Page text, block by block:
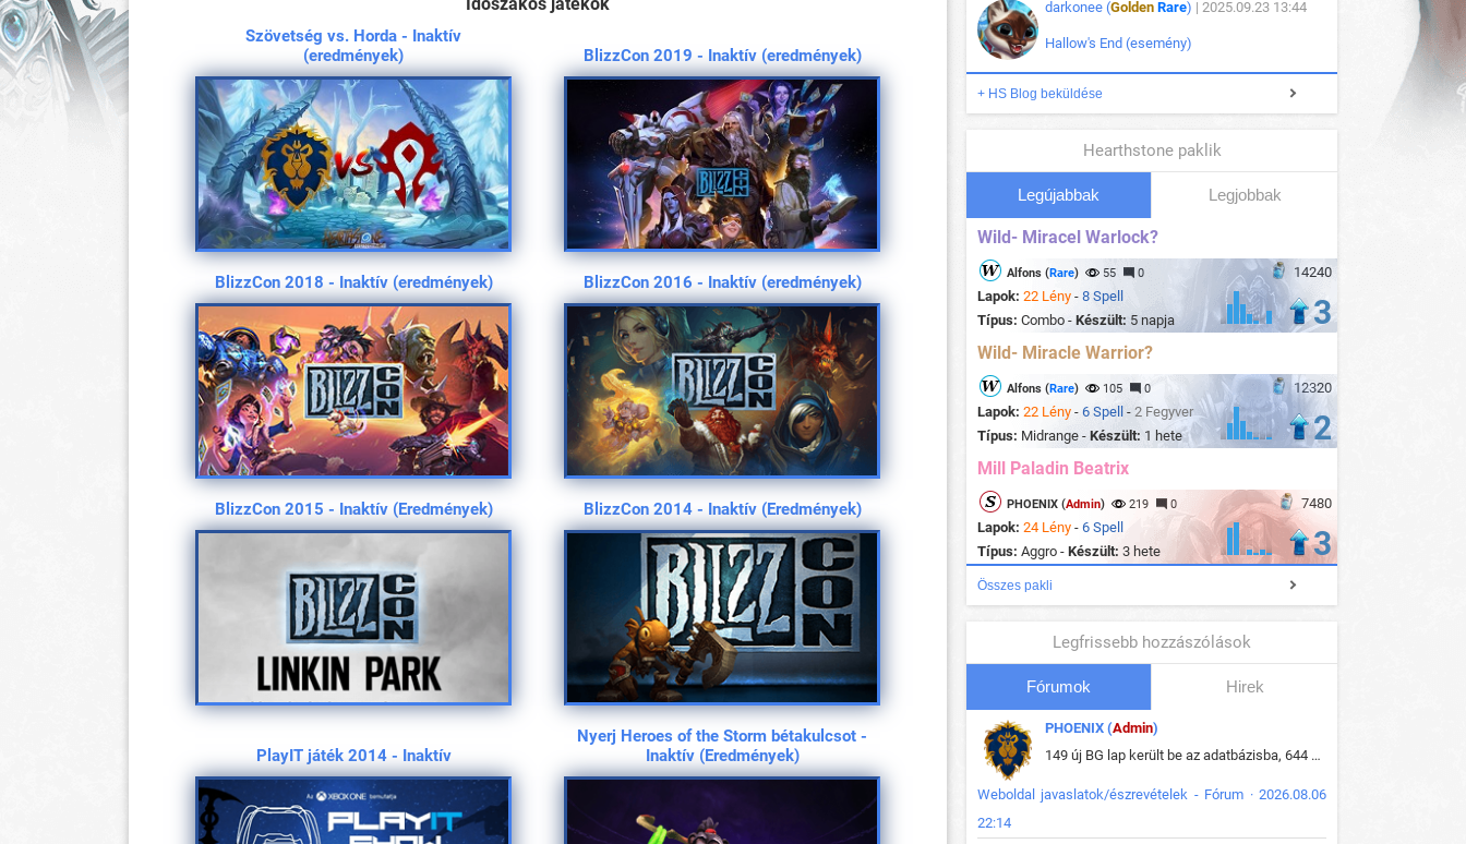
Szövetség vs. Horda - Inaktív
(eredmények)
BlizzCon 2019 - Inaktív (eredmények)
BlizzCon 2018 - Inaktív (eredmények) BlizzCon 2016 - Inaktív (eredmények)
BlizzCon 2015 - Inaktív (Eredmények) BlizzCon 2014 - Inaktív (Eredmények)
PlayIT játék 2014 - Inaktív
Nyerj Heroes of the Storm bétakulcsot -
Inaktív (Eredmények)
darkonee (Golden Rare) | 2025.09.23 13:44
Hallow's End (esemény)
+ HS Blog beküldése
Hearthstone paklik
Legújabbak Legjobbak
Wild- Miracel Warlock?
14240
Alfons (Rare) 55 0
Lapok: 22 Lény - 8 Spell
Típus: Combo - Készült: 5 napja 3
Wild- Miracle Warrior?
12320
Alfons (Rare) 105 0
Lapok: 22 Lény - 6 Spell - 2 Fegyver
Típus: Midrange - Készült: 1 hete 2
Mill Paladin Beatrix
7480
PHOENIX (Admin) 219 0
Lapok: 24 Lény - 6 Spell
Típus: Aggro - Készült: 3 hete 3
Összes pakli
Legfrissebb hozzászólások
Fórumok Hirek
PHOENIX (Admin)
149 új BG lap került be az adatbázisba, 644 db meglévő BG lap módosult, bekerültek az új képek a megváltozott lapokhoz is.
Weboldal javaslatok/észrevételek - Fórum · 2026.08.06
22:14